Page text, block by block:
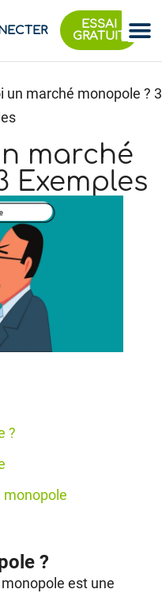
ESSAI
GRATUIT
un marché monopole ? 3
marché
Exemples
?
monopole
?
est une